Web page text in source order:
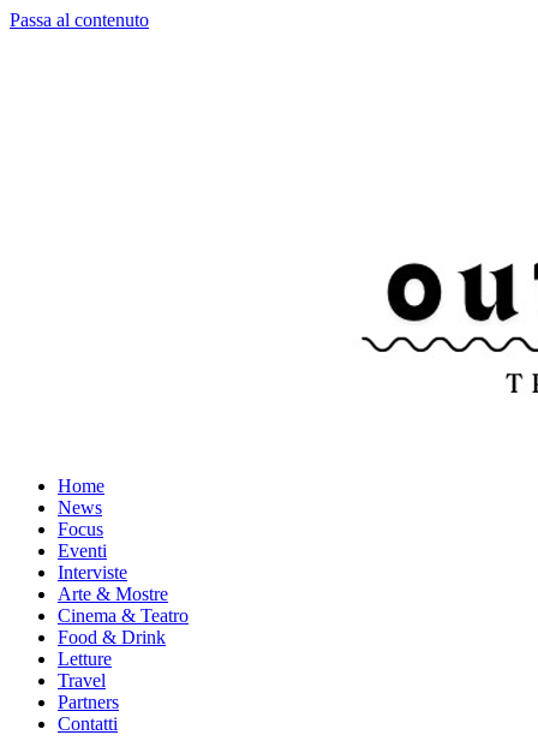
Passa al contenuto
Home
News
Focus
Eventi
Interviste
Arte & Mostre
Cinema & Teatro
Food & Drink
Letture
Travel
Partners
Contatti